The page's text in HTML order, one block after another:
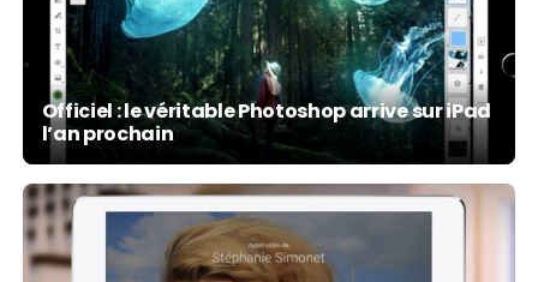
Officiel : le véritable Photoshop arrive sur iPad
l’an prochain